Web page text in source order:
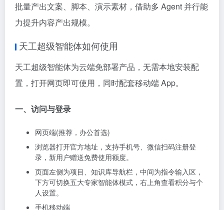
批量产出文案、脚本、演示素材，借助多 Agent 并行能
力提升内容产出规模。
天工超级智能体如何使用
天工超级智能体为云端免部署产品，无需本地安装配
置，打开网页即可使用，同时配套移动端 App。
一、访问与登录
网页端(推荐，办公首选)
浏览器打开官方地址，支持手机号、微信扫码注册登
录，新用户赠送免费使用额度。
页面左侧为项目、知识库导航栏，中间为指令输入区，
下方可切换五大专家智能体模式，右上角查看积分与个
人设置。
手机移动端